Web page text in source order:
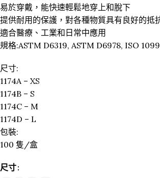
易於穿戴，能快速輕鬆地穿上和脫下
提供耐用的保護，對各種物質具有良好的抵
適合醫療、工業和日常中應用
規格:ASTM D6319, ASTM D6978, ISO
尺寸:
1174A – XS
1174B – S
1174C – M
1174D – L
包裝:
100 隻/盒
尺寸